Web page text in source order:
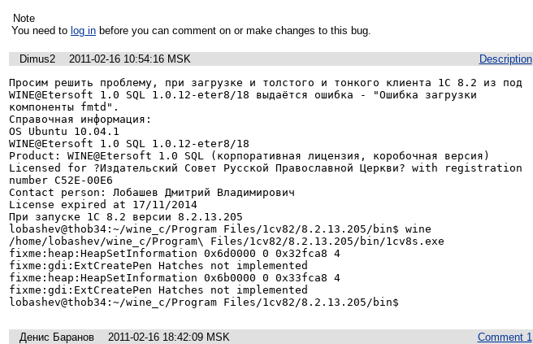
Note
You need to log in before you can comment on or make changes to this bug.
Description
Dimus2
2011-02-16 10:54:16 MSK
Просим решить проблему, при загрузке и толстого и тонкого клиента 1С 8.2 из под
WINE@Etersoft 1.0 SQL 1.0.12-eter8/18 выдаётся ошибка - "Ошибка загрузки
компоненты fmtd".
Справочная информация:
OS Ubuntu 10.04.1
WINE@Etersoft 1.0 SQL 1.0.12-eter8/18
Product: WINE@Etersoft 1.0 SQL (корпоративная лицензия, коробочная версия)
Licensed for ?Издательский Совет Русской Православной Церкви? with registration
number C52E-00E6
Contact person: Лобашев Дмитрий Владимирович
License expired at 17/11/2014
При запуске 1С 8.2 версии 8.2.13.205
lobashev@thob34:~/wine_c/Program Files/1cv82/8.2.13.205/bin$ wine
/home/lobashev/wine_c/Program\ Files/1cv82/8.2.13.205/bin/1cv8s.exe
fixme:heap:HeapSetInformation 0x6d0000 0 0x32fca8 4
fixme:gdi:ExtCreatePen Hatches not implemented
fixme:heap:HeapSetInformation 0x6b0000 0 0x33fca8 4
fixme:gdi:ExtCreatePen Hatches not implemented
lobashev@thob34:~/wine_c/Program Files/1cv82/8.2.13.205/bin$
Comment 1
Денис Баранов
2011-02-16 18:42:09 MSK